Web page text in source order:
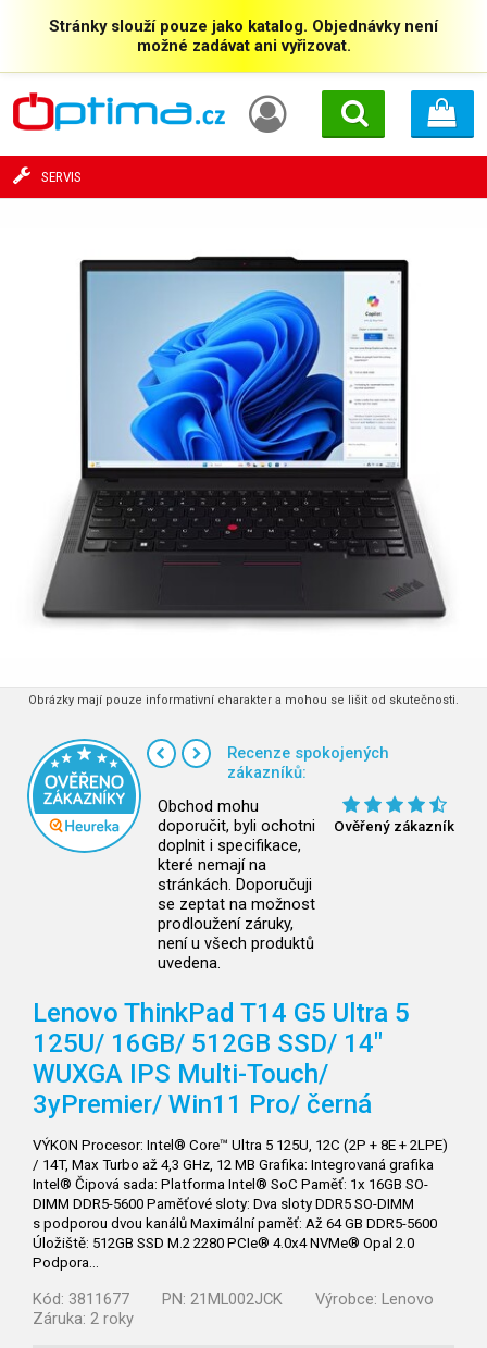
Stránky slouží pouze jako katalog. Objednávky není
možné zadávat ani vyřizovat.
SERVIS
Obrázky mají pouze informativní charakter a mohou se lišit od skutečnosti.
Recenze spokojených
zákazníků:
Obchod mohu
doporučit, byli ochotni
doplnit i specifikace,
které nemají na
stránkách. Doporučuji
se zeptat na možnost
prodloužení záruky,
není u všech produktů
uvedena.
Ověřený zákazník
Lenovo ThinkPad T14 G5 Ultra 5
125U/ 16GB/ 512GB SSD/ 14"
WUXGA IPS Multi-Touch/
3yPremier/ Win11 Pro/ černá
VÝKON Procesor: Intel® Core™ Ultra 5 125U, 12C (2P + 8E + 2LPE)
/ 14T, Max Turbo až 4,3 GHz, 12 MB Grafika: Integrovaná grafika
Intel® Čipová sada: Platforma Intel® SoC Paměť: 1x 16GB SO-
DIMM DDR5-5600 Paměťové sloty: Dva sloty DDR5 SO-DIMM
s podporou dvou kanálů Maximální paměť: Až 64 GB DDR5-5600
Úložiště: 512GB SSD M.2 2280 PCIe® 4.0x4 NVMe® Opal 2.0
Podpora…
Kód: 3811677 PN: 21ML002JCK Výrobce: Lenovo
Záruka: 2 roky